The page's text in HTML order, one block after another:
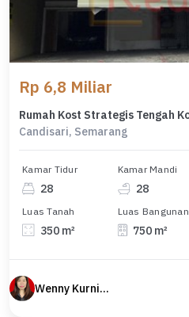
Rp 6,8 Miliar
Candisari, Semarang
Kamar Tidur
28
Kamar Mandi
28
Luas Tanah
350 m²
Luas Bangunan
750 m²
Wenny Kurniawati